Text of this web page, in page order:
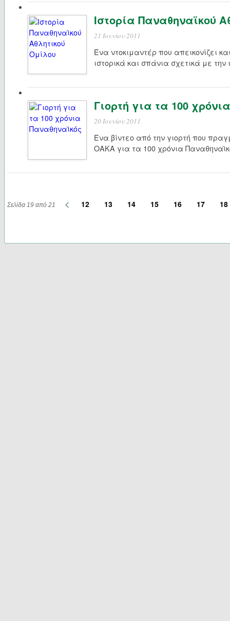
Ιστορία Παναθηναϊκού
21 Ιουνίου 2011
Ένα ντοκιμαντέρ που απεικονίζει
ιστορικά και σπάνια σχετικά με
Γιορτή για τα 100
20 Ιουνίου 2011
Ένα βίντεο από την γιορτή που
ΟΑΚΑ για τα 100 χρόνια
Σελίδα 19 από 21 < 12 13 14 15 16 17 18